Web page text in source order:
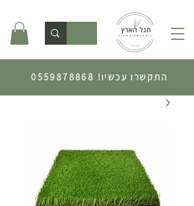
התקשרו עכשיו! 0559878868